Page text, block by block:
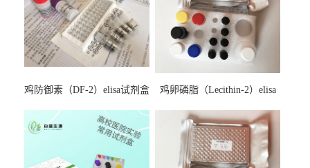
鸡防御素（DF-2）elisa试剂盒
鸡卵磷脂（Lecithin-2）elisa